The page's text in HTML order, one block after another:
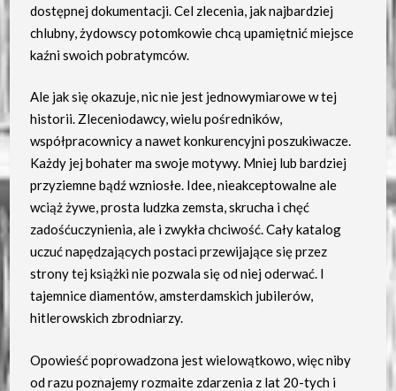
dostępnej dokumentacji. Cel zlecenia, jak najbardziej
chlubny, żydowscy potomkowie chcą upamiętnić miejsce
kaźni swoich pobratymców.
Ale jak się okazuje, nic nie jest jednowymiarowe w tej
historii. Zleceniodawcy, wielu pośredników,
współpracownicy a nawet konkurencyjni poszukiwacze.
Każdy jej bohater ma swoje motywy. Mniej lub bardziej
przyziemne bądź wzniosłe. Idee, nieakceptowalne ale
wciąż żywe, prosta ludzka zemsta, skrucha i chęć
zadośćuczynienia, ale i zwykła chciwość. Cały katalog
uczuć napędzających postaci przewijające się przez
strony tej książki nie pozwala się od niej oderwać. I
tajemnice diamentów, amsterdamskich jubilerów,
hitlerowskich zbrodniarzy.
Opowieść poprowadzona jest wielowątkowo, więc niby
od razu poznajemy rozmaite zdarzenia z lat 20-tych i